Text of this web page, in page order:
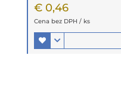
€ 0,46
Cena bez DPH / ks